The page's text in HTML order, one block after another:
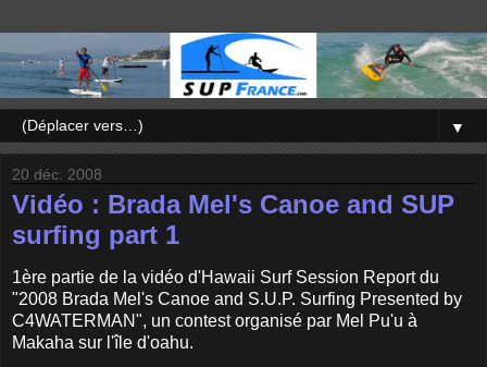
▼
20 déc. 2008
Vidéo : Brada Mel's Canoe and SUP
surfing part 1
1ère partie de la vidéo d'Hawaii Surf Session Report du
"2008 Brada Mel's Canoe and S.U.P. Surfing Presented by
C4WATERMAN", un contest organisé par Mel Pu'u à
Makaha sur l'île d'oahu.